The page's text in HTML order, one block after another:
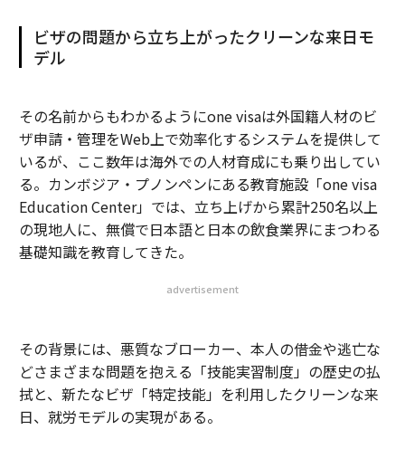
ビザの問題から立ち上がったクリーンな来日モ
デル
その名前からもわかるようにone visaは外国籍人材のビ
ザ申請・管理をWeb上で効率化するシステムを提供して
いるが、ここ数年は海外での人材育成にも乗り出してい
る。カンボジア・プノンペンにある教育施設「one visa
Education Center」では、立ち上げから累計250名以上
の現地人に、無償で日本語と日本の飲食業界にまつわる
基礎知識を教育してきた。
advertisement
その背景には、悪質なブローカー、本人の借金や逃亡な
どさまざまな問題を抱える「技能実習制度」の歴史の払
拭と、新たなビザ「特定技能」を利用したクリーンな来
日、就労モデルの実現がある。